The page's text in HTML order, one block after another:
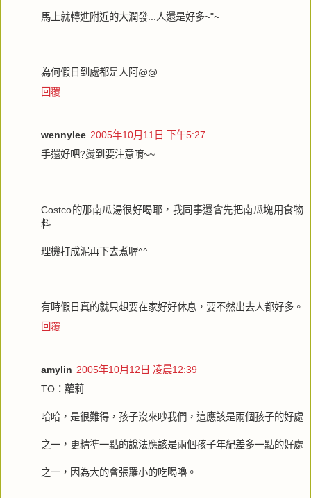
馬上就轉進附近的大潤發...人還是好多~"~
為何假日到處都是人阿@@
回覆
wennylee 2005年10月11日 下午5:27
手還好吧?燙到要注意唷~~
Costco的那南瓜湯很好喝耶，我同事還會先把南瓜塊用食物
料
理機打成泥再下去煮喔^^
有時假日真的就只想要在家好好休息，要不然出去人都好多。
回覆
amylin 2005年10月12日 凌晨12:39
TO：蘿莉
哈哈，是很難得，孩子沒來吵我們，這應該是兩個孩子的好處
之一，更精準一點的說法應該是兩個孩子年紀差多一點的好處
之一，因為大的會張羅小的吃喝嚕。